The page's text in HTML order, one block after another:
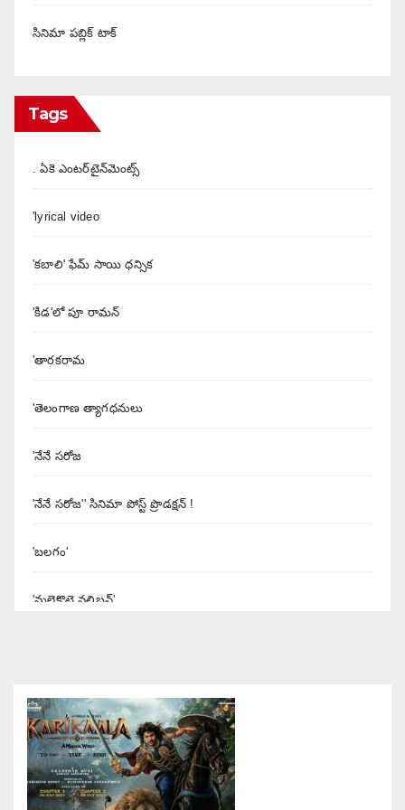
సినిమా పబ్లిక్ టాక్
Tags
. ఏకె ఎంటర్‌టైన్‌మెంట్స్
'lyrical video
'కబాలి' ఫేమ్ సాయి ధన్సిక
'కిడ'లో పూ రామన్
'తారకరామ
'తెలంగాణ త్యాగధనులు
'నేనే సరోజ
'నేనే సరోజ'' సినిమా పోస్ట్ ప్రొడక్షన్ !
'బలగం'
'మలైకొట్టై వలిబన్'
'రుద్రంగి' సినిమా రివ్యూ
'రౌడీ అల్లుడు
'శబరి